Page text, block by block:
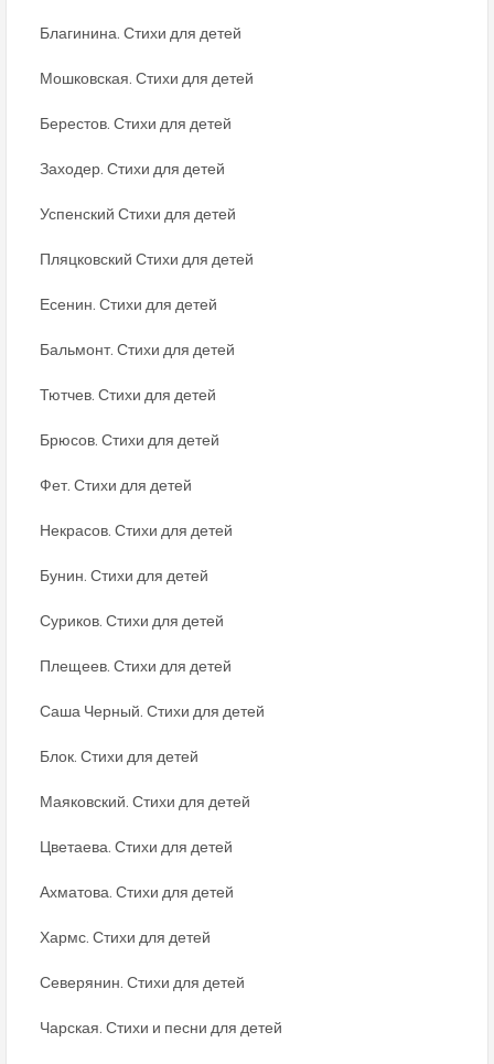
Благинина. Стихи для детей
Мошковская. Стихи для детей
Берестов. Стихи для детей
Заходер. Стихи для детей
Успенский Стихи для детей
Пляцковский Стихи для детей
Есенин. Стихи для детей
Бальмонт. Стихи для детей
Тютчев. Стихи для детей
Брюсов. Стихи для детей
Фет. Стихи для детей
Некрасов. Стихи для детей
Бунин. Стихи для детей
Суриков. Стихи для детей
Плещеев. Стихи для детей
Саша Черный. Стихи для детей
Блок. Стихи для детей
Маяковский. Стихи для детей
Цветаева. Стихи для детей
Ахматова. Стихи для детей
Хармс. Стихи для детей
Северянин. Стихи для детей
Чарская. Стихи и песни для детей